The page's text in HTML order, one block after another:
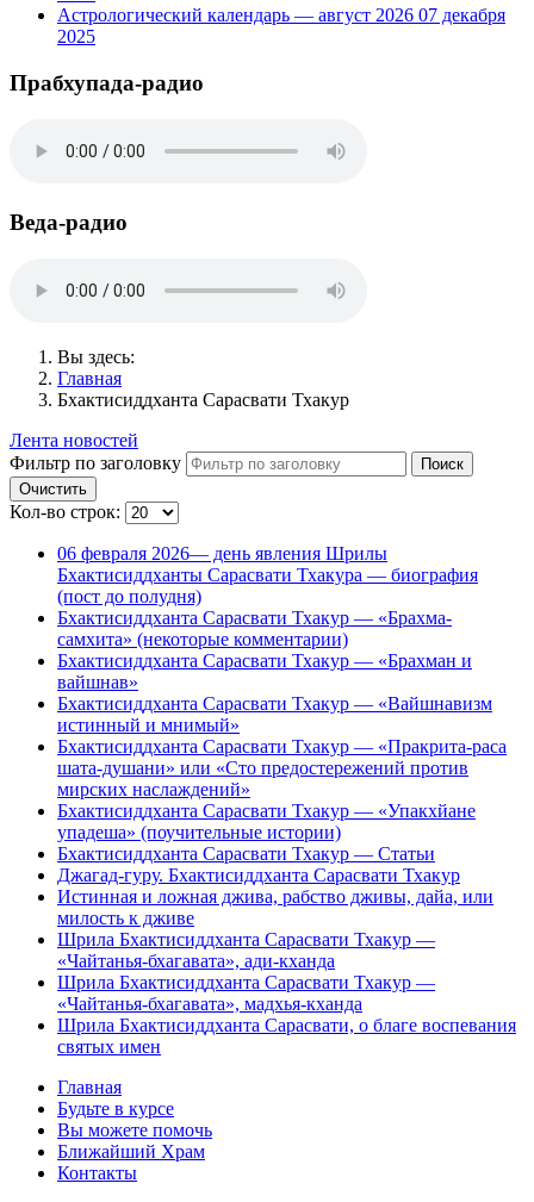
Астрологический календарь — август 2026 07 декабря
2025
Прабхупада-радио
Веда-радио
Вы здесь:
Главная
Бхактисиддханта Сарасвати Тхакур
Лента новостей
Фильтр по заголовку
Поиск
Очистить
Кол-во строк:
06 февраля 2026— день явления Шрилы
Бхактисиддханты Сарасвати Тхакура — биография
(пост до полудня)
Бхактисиддханта Сарасвати Тхакур — «Брахма-
самхита» (некоторые комментарии)
Бхактисиддханта Сарасвати Тхакур — «Брахман и
вайшнав»
Бхактисиддханта Сарасвати Тхакур — «Вайшнавизм
истинный и мнимый»
Бхактисиддханта Сарасвати Тхакур — «Пракрита-раса
шата-душани» или «Сто предостережений против
мирских наслаждений»
Бхактисиддханта Сарасвати Тхакур — «Упакхйане
упадеша» (поучительные истории)
Бхактисиддханта Сарасвати Тхакур — Статьи
Джагад-гуру. Бхактисиддханта Сарасвати Тхакур
Истинная и ложная джива, рабство дживы, дайа, или
милость к дживе
Шрила Бхактисиддханта Сарасвати Тхакур —
«Чайтанья-бхагавата», ади-кханда
Шрила Бхактисиддханта Сарасвати Тхакур —
«Чайтанья-бхагавата», мадхья-кханда
Шрила Бхактисиддханта Сарасвати, о благе воспевания
святых имен
Главная
Будьте в курсе
Вы можете помочь
Ближайший Храм
Контакты